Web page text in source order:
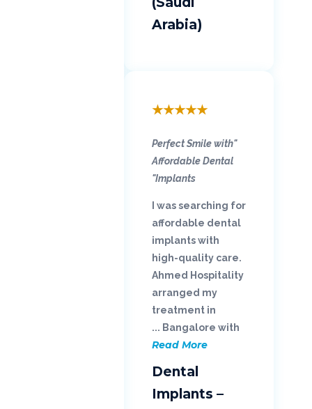
Arabia)
★
★
★
★
★
"Perfect Smile with
Affordable Dental
Implants"
I was searching for
affordable dental
implants with
high-quality care.
Ahmed Hospitality
arranged my
treatment in
Bangalore with ...
Read More
Dental
Implants –